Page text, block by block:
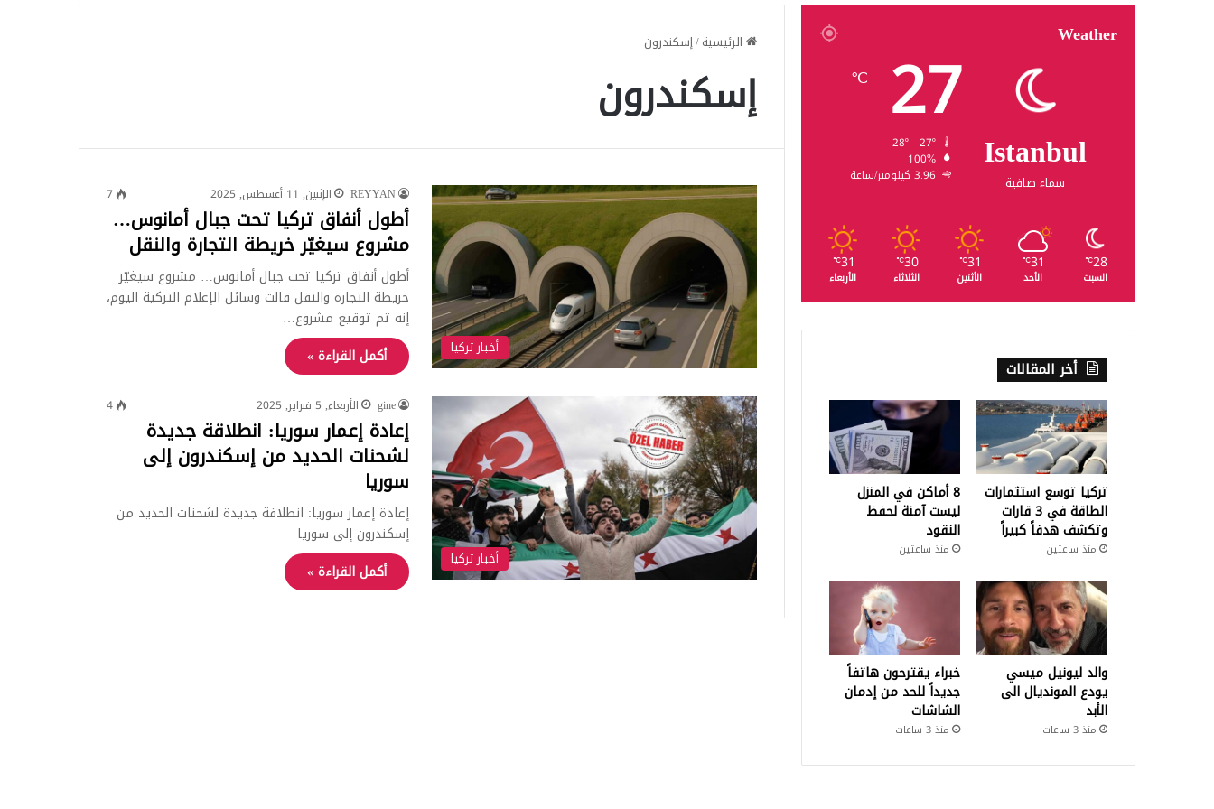
الرئيسية/إسكندرون
إسكندرون
أخبار تركيا
REYYAN الإثنين, 11 أغسطس, 2025 7
أطول أنفاق تركيا تحت جبال أمانوس…
مشروع سيغيّر خريطة التجارة والنقل
أطول أنفاق تركيا تحت جبال أمانوس… مشروع سيغيّر
خريطة التجارة والنقل قالت وسائل الإعلام التركية اليوم،
إنه تم توقيع مشروع…
أكمل القراءة »
أخبار تركيا
gine الأربعاء, 5 فبراير, 2025 4
إعادة إعمار سوريا: انطلاقة جديدة
لشحنات الحديد من إسكندرون إلى
سوريا
إعادة إعمار سوريا: انطلاقة جديدة لشحنات الحديد من
إسكندرون إلى سوريا
أكمل القراءة »
Weather
Istanbul
سماء صافية
27
℃
100%
3.96 كيلومتر/ساعة
28
℃
السبت
31
℃
الأحد
31
℃
الأثنين
30
℃
الثلاثاء
31
℃
الأربعاء
أخر المقالات
تركيا توسع استثمارات
الطاقة في 3 قارات
وتكشف هدفاً كبيراً
منذ ساعتين
8 أماكن في المنزل
ليست آمنة لحفظ
النقود
منذ ساعتين
والد ليونيل ميسي
يودع المونديال الى
الأبد
منذ 3 ساعات
خبراء يقترحون هاتفاً
جديداً للحد من إدمان
الشاشات
منذ 3 ساعات